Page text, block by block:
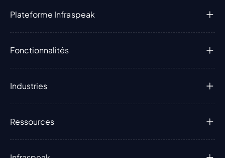
Plateforme Infraspeak
Fonctionnalités
Industries
Ressources